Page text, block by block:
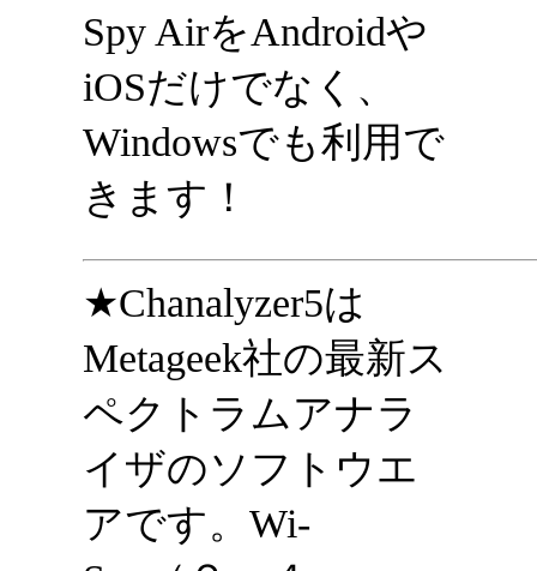
Spy AirをAndroidや
iOSだけでなく、
Windowsでも利用で
きます！
★Chanalyzer5は
Metageek社の最新ス
ペクトラムアナラ
イザのソフトウエ
アです。Wi-